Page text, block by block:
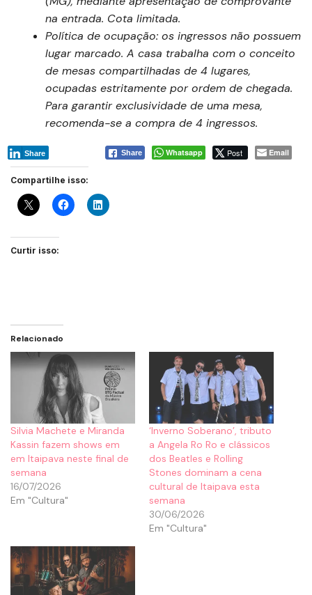
na entrada. Cota limitada.
Política de ocupação: os ingressos não possuem
lugar marcado. A casa trabalha com o conceito
de mesas compartilhadas de 4 lugares,
ocupadas estritamente por ordem de chegada.
Para garantir exclusividade de uma mesa,
recomenda-se a compra de 4 ingressos.
Share Whatsapp Post Email
Share
Compartilhe isso:
Curtir isso:
Relacionado
Silvia Machete e Miranda
Kassin fazem shows em
em Itaipava neste final de
semana
16/07/2026
Em "Cultura"
‘Inverno Soberano’, tributo
a Angela Ro Ro e clássicos
dos Beatles e Rolling
Stones dominam a cena
cultural de Itaipava esta
semana
30/06/2026
Em "Cultura"